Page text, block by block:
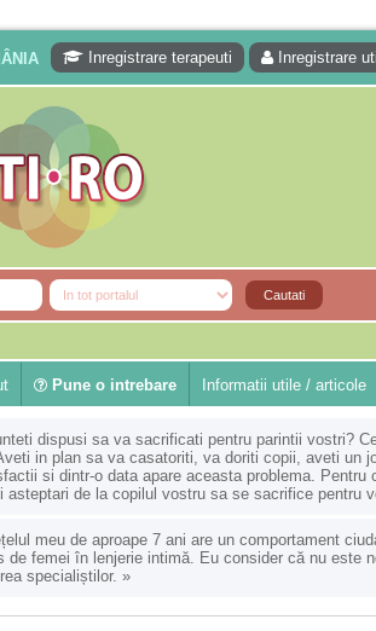
Inregistrare terapeuti Inregistrare
Pune o intrebare Informatii utile / articole
dispusi sa va sacrificati pentru parintii vostri?
in plan sa va casatoriti, va doriti copii, aveti un
si dintr-o data apare aceasta problema. Pentru
asteptari de la copilul vostru sa se sacrifice pentru
meu de aproape 7 ani are un comportament
de femei în lenjerie intimă. Eu consider că nu este
specialiștilor. »